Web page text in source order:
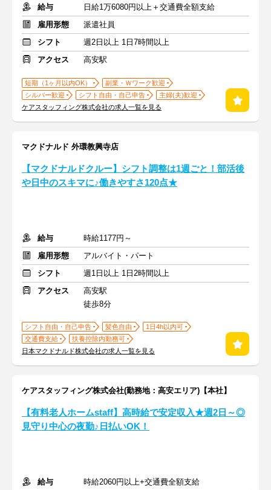
給与
日給1万6080円以上＋交通費全額支給
雇用形態
派遣社員
シフト
週2日以上 1日7時間以上
アクセス
高安駅
短期（1ヶ月以内OK）
副業・Ｗワーク歓迎
シルバー歓迎
シフト自由・自己申告
主婦(夫)歓迎
ケアスタッフィング株式会社の求人一覧を見る
マクドナルド 外環教興寺店
【マクドナルドクルー】シフト調整は1週ごと！部活後
や日中のスキマに♪働きやすさ120点★
給与
時給1177円～
雇用形態
アルバイト・パート
シフト
週1日以上 1日2時間以上
アクセス
高安駅
徒歩8分
シフト自由・自己申告 髪色自由
1日4h以内可
交通費支給
扶養控除内勤務可
日本マクドナルド株式会社の求人一覧を見る
ケアスタッフィング株式会社(勤務地：高安エリア)【本社】
【有料老人ホームstaff】高時給で安定収入★週2日～◎
見守り中心の夜勤♪日払いOK！
給与
時給2060円以上+交通費全額支給